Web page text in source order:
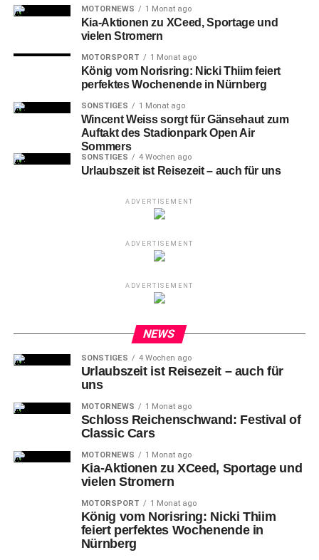
in der 35. Spielminute wird das Eis gebrochen!
bringt den FCN mit einem verdienten
Freiburgs #28 Mia SCHOLLE (li.) und Nürnbergs #17 Jonna BRENGEL
der zweiten Halbzeit kommen die Gäste offensiver aus
MOTORNEWS 1 Monat ago
Kia-Aktionen zu XCeed, Sportage und
vielen Stromern
MOTORSPORT 1 Monat ago
König vom Norisring: Nicki Thiim feiert
perfektes Wochenende in Nürnberg
SONSTIGES 1 Monat ago
Wincent Weiss sorgt für Gänsehaut zum
Auftakt des Stadionpark Open Air
Sommers
SONSTIGES 4 Wochen ago
Urlaubszeit ist Reisezeit – auch für uns
ADVERTISEMENT
ADVERTISEMENT
ADVERTISEMENT
NEWS
SONSTIGES 4 Wochen ago
Urlaubszeit ist Reisezeit – auch für
uns
MOTORNEWS 1 Monat ago
Schloss Reichenschwand: Festival of
Classic Cars
MOTORNEWS 1 Monat ago
Kia-Aktionen zu XCeed, Sportage und
vielen Stromern
MOTORSPORT 1 Monat ago
König vom Norisring: Nicki Thiim
feiert perfektes Wochenende in
Nürnberg